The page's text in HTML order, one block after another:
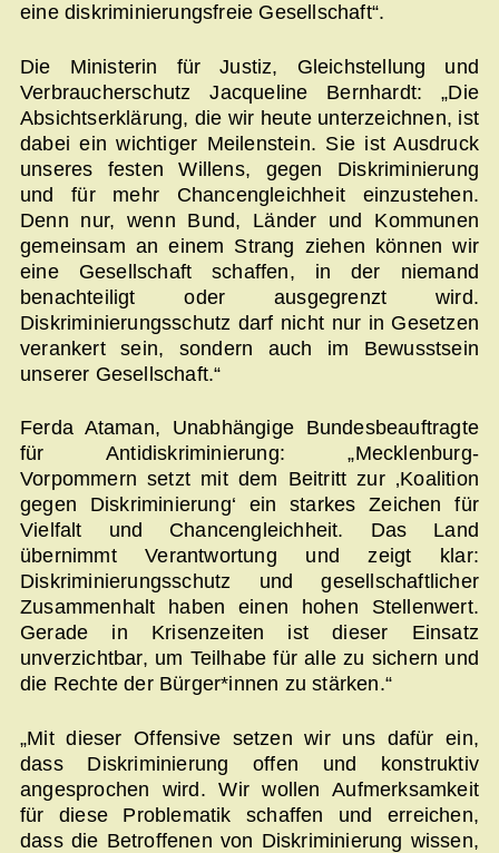
eine diskriminierungsfreie Gesellschaft“.
Die Ministerin für Justiz, Gleichstellung und
Verbraucherschutz Jacqueline Bernhardt: „Die
Absichtserklärung, die wir heute unterzeichnen, ist
dabei ein wichtiger Meilenstein. Sie ist Ausdruck
unseres festen Willens, gegen Diskriminierung
und für mehr Chancengleichheit einzustehen.
Denn nur, wenn Bund, Länder und Kommunen
gemeinsam an einem Strang ziehen können wir
eine Gesellschaft schaffen, in der niemand
benachteiligt oder ausgegrenzt wird.
Diskriminierungsschutz darf nicht nur in Gesetzen
verankert sein, sondern auch im Bewusstsein
unserer Gesellschaft.“
Ferda Ataman, Unabhängige Bundesbeauftragte
für Antidiskriminierung: „Mecklenburg-
Vorpommern setzt mit dem Beitritt zur ‚Koalition
gegen Diskriminierung‘ ein starkes Zeichen für
Vielfalt und Chancengleichheit. Das Land
übernimmt Verantwortung und zeigt klar:
Diskriminierungsschutz und gesellschaftlicher
Zusammenhalt haben einen hohen Stellenwert.
Gerade in Krisenzeiten ist dieser Einsatz
unverzichtbar, um Teilhabe für alle zu sichern und
die Rechte der Bürger*innen zu stärken.“
„Mit dieser Offensive setzen wir uns dafür ein,
dass Diskriminierung offen und konstruktiv
angesprochen wird. Wir wollen Aufmerksamkeit
für diese Problematik schaffen und erreichen,
dass die Betroffenen von Diskriminierung wissen,